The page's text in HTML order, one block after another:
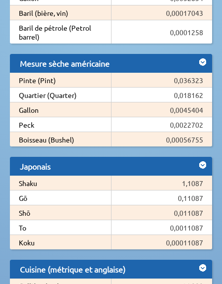
Baril (bière, vin)
0,00017043
Baril de pétrole (Petrol
barrel)
0,0001258
Mesure sèche américaine
Pinte (Pint)
0,036323
Quartier (Quarter)
0,018162
Gallon
0,0045404
Peck
0,0022702
Boisseau (Bushel)
0,00056755
Japonais
Shaku
1,1087
Gō
0,11087
Shō
0,011087
To
0,0011087
Koku
0,00011087
Cuisine (métrique et anglaise)